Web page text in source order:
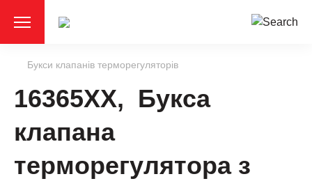
Букси клапанів терморегуляторів
16365XX, Букса
клапана
терморегулятора з